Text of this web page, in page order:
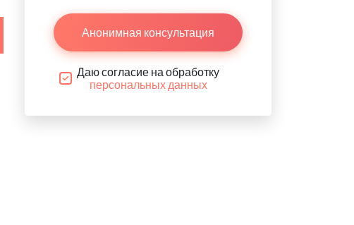
Анонимная консультация
Даю согласие на обработку
персональных данных